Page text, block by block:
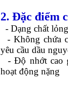
2. Đặc điểm
- Dạng chất
-Không chứa
yêu cầu dầu
-Độ nhớt cao
hoạt động nặng